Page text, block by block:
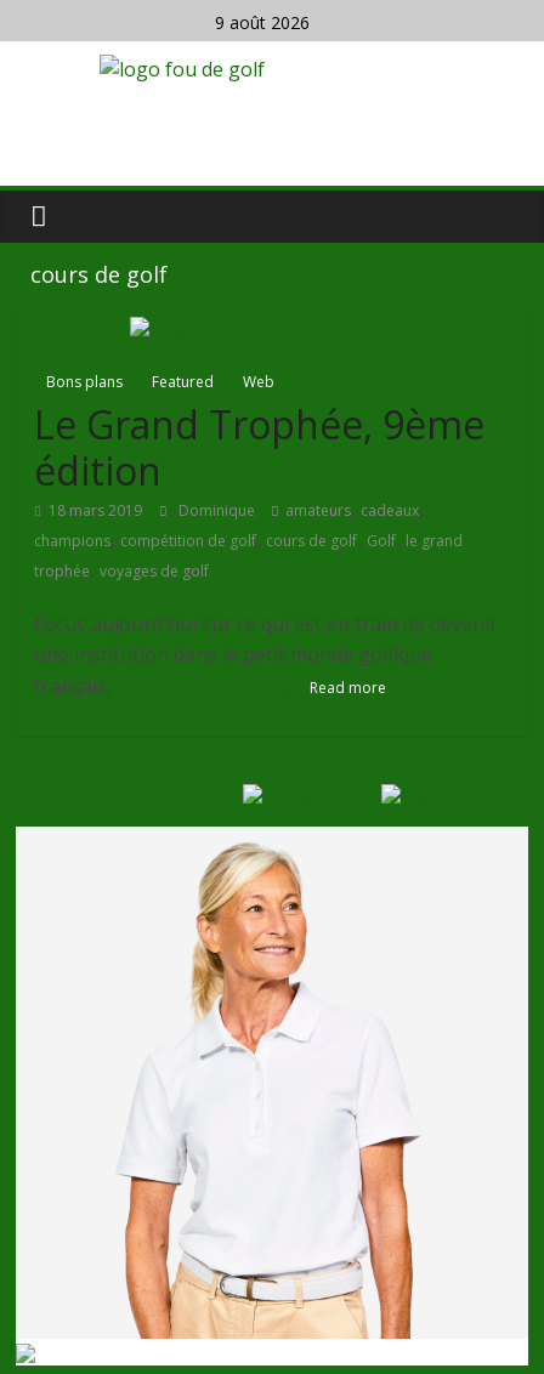
9 août 2026
cours de golf
Bons plans Featured Web
Le Grand Trophée, 9ème
édition
18 mars 2019 Dominique amateurs, cadeaux,
champions, compétition de golf, cours de golf, Golf, le grand
trophée,voyages de golf
Focus aujourd'hui sur ce qui est en train de devenir
une institution dans le petit monde golfique
français,
. Read more